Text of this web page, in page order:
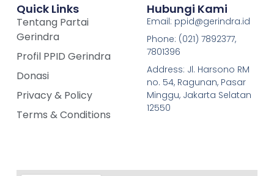
Quick Links
Tentang Partai
Gerindra
Profil PPID Gerindra
Donasi
Privacy & Policy
Terms & Conditions
Hubungi Kami
Email: ppid@gerindra.id
Phone: (021) 7892377,
7801396
Address: Jl. Harsono RM
no. 54, Ragunan, Pasar
Minggu, Jakarta Selatan
12550